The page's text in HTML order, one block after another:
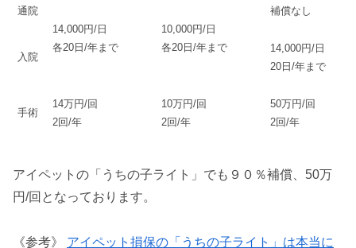
通院
14,000円/日
各20日/年まで
10,000円/日
各20日/年まで
補償なし
入院
14,000円/日
20日/年まで
手術
14万円/回
2回/年
10万円/回
2回/年
50万円/回
2回/年
アイペットの「うちの子ライト」でも９０％補償、50万
円/回となっております。
《参考》 アイペット損保の「うちの子ライト」は本当に